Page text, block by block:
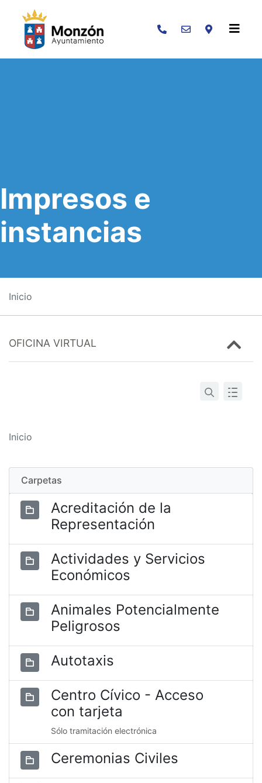
Buscar
Impresos e
instancias
Inicio
OFICINA VIRTUAL
Inicio
Carpetas
Acreditación de la
Representación
Actividades y Servicios
Económicos
Animales Potencialmente
Peligrosos
Autotaxis
Centro Cívico - Acceso
con tarjeta
Sólo tramitación electrónica
Ceremonias Civiles